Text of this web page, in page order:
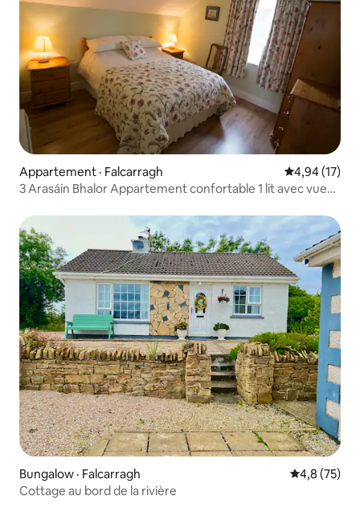
Appartement · Falcarragh Note
4,94 (17)
3 Arasáin Bhalor Appartement confortable 1 lit avec vue
Bungalow · Falcarragh Note
4,8 (75)
Cottage au bord de la rivière